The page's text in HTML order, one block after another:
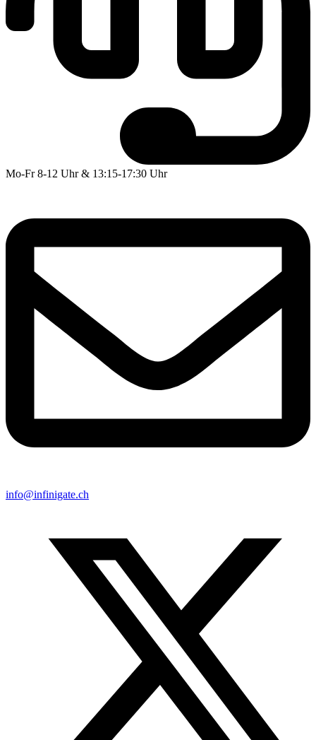
Mo-Fr 8-12 Uhr & 13:15-17:30 Uhr
info@infinigate.ch